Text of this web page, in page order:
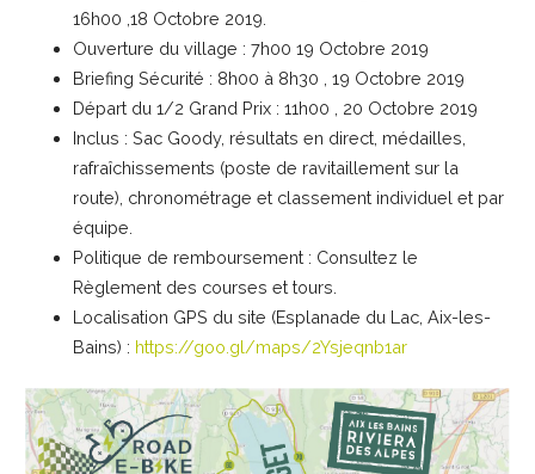
16h00 ,18 Octobre 2019.
Ouverture du village : 7h00 19 Octobre 2019
Briefing Sécurité : 8h00 à 8h30 , 19 Octobre 2019
Départ du 1/2 Grand Prix : 11h00 , 20 Octobre 2019
Inclus : Sac Goody, résultats en direct, médailles,
rafraîchissements (poste de ravitaillement sur la
route), chronométrage et classement individuel et par
équipe.
Politique de remboursement : Consultez le
Règlement des courses et tours.
Localisation GPS du site (Esplanade du Lac, Aix-les-
Bains) : https://goo.gl/maps/2Ysjeqnb1ar